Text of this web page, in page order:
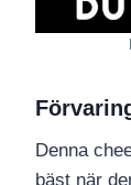
Denna
bäst när